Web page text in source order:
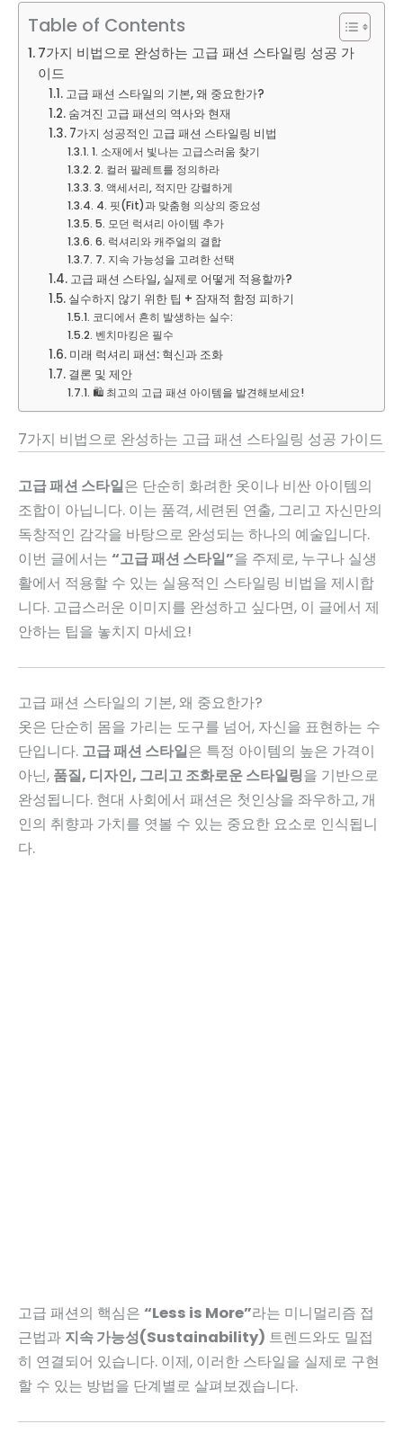
Table of Contents
7가지 비법으로 완성하는 고급 패션 스타일링 성공 가
이드
고급 패션 스타일의 기본, 왜 중요한가?
숨겨진 고급 패션의 역사와 현재
7가지 성공적인 고급 패션 스타일링 비법
1. 소재에서 빛나는 고급스러움 찾기
2. 컬러 팔레트를 정의하라
3. 액세서리, 적지만 강렬하게
4. 핏(Fit)과 맞춤형 의상의 중요성
5. 모던 럭셔리 아이템 추가
6. 럭셔리와 캐주얼의 결합
7. 지속 가능성을 고려한 선택
고급 패션 스타일, 실제로 어떻게 적용할까?
실수하지 않기 위한 팁 + 잠재적 함정 피하기
코디에서 흔히 발생하는 실수:
벤치마킹은 필수
미래 럭셔리 패션: 혁신과 조화
결론 및 제안
🛍 최고의 고급 패션 아이템을 발견해보세요!
7가지 비법으로 완성하는 고급 패션 스타일링 성공 가이드
고급 패션 스타일은 단순히 화려한 옷이나 비싼 아이템의
조합이 아닙니다. 이는 품격, 세련된 연출, 그리고 자신만의
독창적인 감각을 바탕으로 완성되는 하나의 예술입니다.
이번 글에서는 “고급 패션 스타일”을 주제로, 누구나 실생
활에서 적용할 수 있는 실용적인 스타일링 비법을 제시합
니다. 고급스러운 이미지를 완성하고 싶다면, 이 글에서 제
안하는 팁을 놓치지 마세요!
고급 패션 스타일의 기본, 왜 중요한가?
옷은 단순히 몸을 가리는 도구를 넘어, 자신을 표현하는 수
단입니다. 고급 패션 스타일은 특정 아이템의 높은 가격이
아닌, 품질, 디자인, 그리고 조화로운 스타일링을 기반으로
완성됩니다. 현대 사회에서 패션은 첫인상을 좌우하고, 개
인의 취향과 가치를 엿볼 수 있는 중요한 요소로 인식됩니
다.
고급 패션의 핵심은 “Less is More”라는 미니멀리즘 접
근법과 지속 가능성(Sustainability) 트렌드와도 밀접
히 연결되어 있습니다. 이제, 이러한 스타일을 실제로 구현
할 수 있는 방법을 단계별로 살펴보겠습니다.